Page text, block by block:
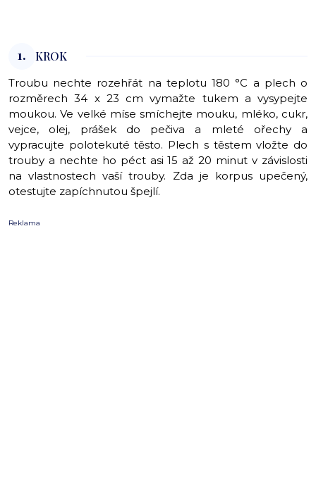
1. KROK
Troubu nechte rozehřát na teplotu 180 °C a plech o
rozměrech 34 x 23 cm vymažte tukem a vysypejte
moukou. Ve velké míse smíchejte mouku, mléko, cukr,
vejce, olej, prášek do pečiva a mleté ořechy a
vypracujte polotekuté těsto. Plech s těstem vložte do
trouby a nechte ho péct asi 15 až 20 minut v závislosti
na vlastnostech vaší trouby. Zda je korpus upečený,
otestujte zapíchnutou špejlí.
Reklama